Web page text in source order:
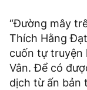
“Đường mây
Thích Hằng
cuốn tự truyện
Vân. Để có
dịch từ ấn bản